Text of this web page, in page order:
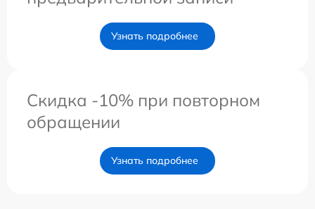
Узнать подробнее
Скидка -10% при повторном
обращении
Узнать подробнее